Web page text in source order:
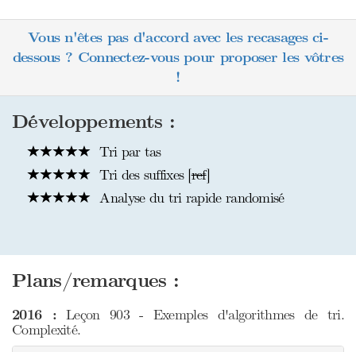
Vous n'êtes pas d'accord avec les recasages ci-
dessous ? Connectez-vous pour proposer les vôtres
!
Développements :
Tri par tas
Tri des suffixes [ref]
Analyse du tri rapide randomisé
Plans/remarques :
2016 :Leçon 903 - Exemples d'algorithmes de tri.
Complexité.